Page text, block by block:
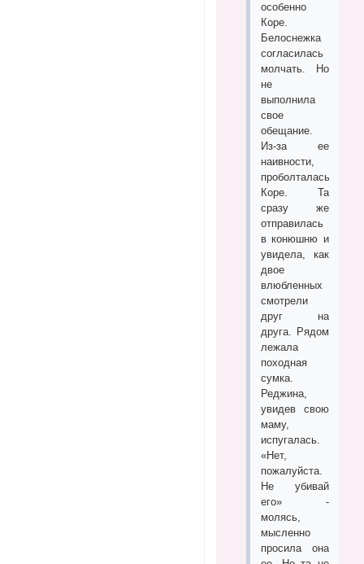
особенно
Коре.
Белоснежка
согласилась
молчать. Но
не
выполнила
свое
обещание.
Из-за ее
наивности,
проболталась
Коре. Та
сразу же
отправилась
в конюшню и
увидела, как
двое
влюбленных
смотрели
друг на
друга. Рядом
лежала
походная
сумка.
Реджина,
увидев свою
маму,
испугалась.
«Нет,
пожалуйста.
Не убивай
его» -
молясь,
мысленно
просила она